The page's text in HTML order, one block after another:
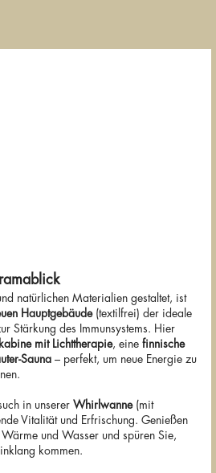
natürlichen Materialien gestaltet, ist
Hauptgebäude(textilfrei) der ideale
Stärkung des Immunsystems. Hier
mit Lichttherapie, eine finnische
Sauna – perfekt, um neue Energie zu
in unserer Whirlwanne(mit
Vitalität und Erfrischung. Genießen
und Wasser und spüren Sie,
kommen.